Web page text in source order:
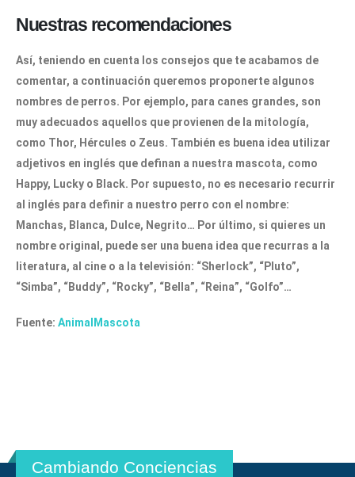
Nuestras recomendaciones
Así, teniendo en cuenta los consejos que te acabamos de
comentar, a continuación queremos proponerte algunos
nombres de perros. Por ejemplo, para canes grandes, son
muy adecuados aquellos que provienen de la mitología,
como Thor, Hércules o Zeus. También es buena idea utilizar
adjetivos en inglés que definan a nuestra mascota, como
Happy, Lucky o Black. Por supuesto, no es necesario recurrir
al inglés para definir a nuestro perro con el nombre:
Manchas, Blanca, Dulce, Negrito… Por último, si quieres un
nombre original, puede ser una buena idea que recurras a la
literatura, al cine o a la televisión: “Sherlock”, “Pluto”,
“Simba”, “Buddy”, “Rocky”, “Bella”, “Reina”, “Golfo”…
Fuente: AnimalMascota
Cambiando Conciencias